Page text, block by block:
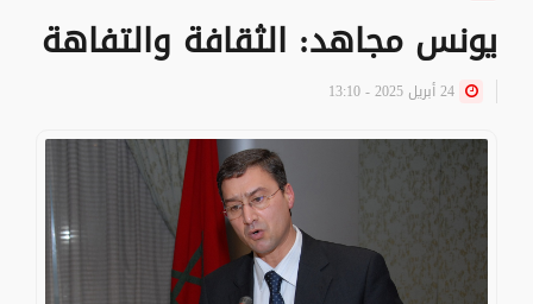
يونس مجاهد: الثقافة والتفاهة